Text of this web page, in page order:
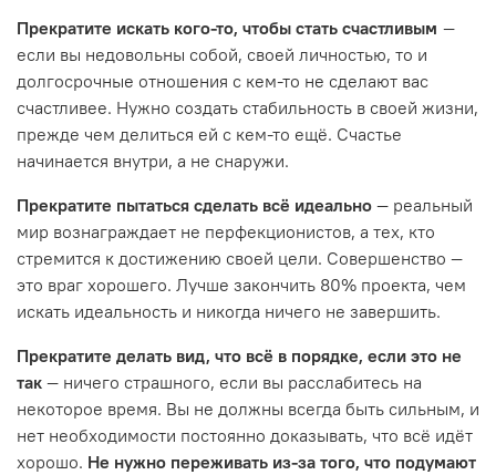
Прекратите искать кого-то, чтобы стать счастливым —
если вы недовольны собой, своей личностью, то и
долгосрочные отношения с кем-то не сделают вас
счастливее. Нужно создать стабильность в своей жизни,
прежде чем делиться ей с кем-то ещё. Счастье
начинается внутри, а не снаружи.
Прекратите пытаться сделать всё идеально — реальный
мир вознаграждает не перфекционистов, а тех, кто
стремится к достижению своей цели. Совершенство —
это враг хорошего. Лучше закончить 80% проекта, чем
искать идеальность и никогда ничего не завершить.
Прекратите делать вид, что всё в порядке, если это не
так — ничего страшного, если вы расслабитесь на
некоторое время. Вы не должны всегда быть сильным, и
нет необходимости постоянно доказывать, что всё идёт
хорошо. Не нужно переживать из-за того, что подумают